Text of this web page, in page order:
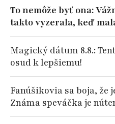
To nemôže byť ona:
takto vyzerala, keď
Magický dátum 8.8.:
osud k lepšiemu!
Fanúšikovia sa boja, že
Známa speváčka je